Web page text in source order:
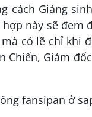
cách Giáng
này sẽ đem
có lẽ chỉ khi
Chiến, Giám